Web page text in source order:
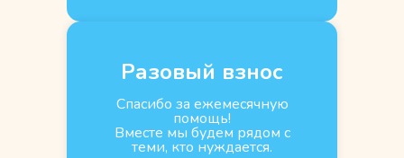
Разовый взнос
Спасибо за ежемесячную
помощь!
Вместе мы будем рядом с
теми, кто нуждается.